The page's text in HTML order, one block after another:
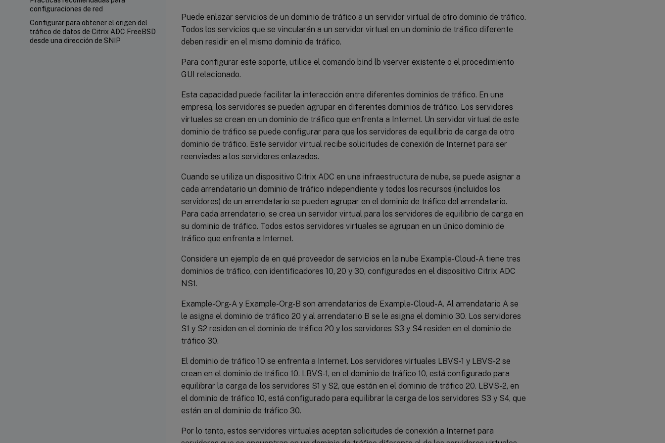
configuraciones de red
Configurar para obtener el origen del
tráfico de datos de Citrix ADC FreeBSD
desde una dirección de SNIP
Puede enlazar servicios de un dominio de tráfico a un servidor virtual de otro dominio de tráfico.
Todos los servicios que se vincularán a un servidor virtual en un dominio de tráfico diferente
deben residir en el mismo dominio de tráfico.
Para configurar este soporte, utilice el comando bind lb vserver existente o el procedimiento
GUI relacionado.
Esta capacidad puede facilitar la interacción entre diferentes dominios de tráfico. En una
empresa, los servidores se pueden agrupar en diferentes dominios de tráfico. Los servidores
virtuales se crean en un dominio de tráfico que enfrenta a Internet. Un servidor virtual de este
dominio de tráfico se puede configurar para que los servidores de equilibrio de carga de otro
dominio de tráfico. Este servidor virtual recibe solicitudes de conexión de Internet para ser
reenviadas a los servidores enlazados.
Cuando se utiliza un dispositivo Citrix ADC en una infraestructura de nube, se puede asignar a
cada arrendatario un dominio de tráfico independiente y todos los recursos (incluidos los
servidores) de un arrendatario se pueden agrupar en el dominio de tráfico del arrendatario.
Para cada arrendatario, se crea un servidor virtual para los servidores de equilibrio de carga en
su dominio de tráfico. Todos estos servidores virtuales se agrupan en un único dominio de
tráfico que enfrenta a Internet.
Considere un ejemplo de en qué proveedor de servicios en la nube Example-Cloud-A tiene tres
dominios de tráfico, con identificadores 10, 20 y 30, configurados en el dispositivo Citrix ADC
NS1.
Example-Org-A y Example-Org-B son arrendatarios de Example-Cloud-A. Al arrendatario A se
le asigna el dominio de tráfico 20 y al arrendatario B se le asigna el dominio 30. Los servidores
S1 y S2 residen en el dominio de tráfico 20 y los servidores S3 y S4 residen en el dominio de
tráfico 30.
El dominio de tráfico 10 se enfrenta a Internet. Los servidores virtuales LBVS-1 y LBVS-2 se
crean en el dominio de tráfico 10. LBVS-1, en el dominio de tráfico 10, está configurado para
equilibrar la carga de los servidores S1 y S2, que están en el dominio de tráfico 20. LBVS-2, en
el dominio de tráfico 10, está configurado para equilibrar la carga de los servidores S3 y S4, que
están en el dominio de tráfico 30.
Por lo tanto, estos servidores virtuales aceptan solicitudes de conexión a Internet para